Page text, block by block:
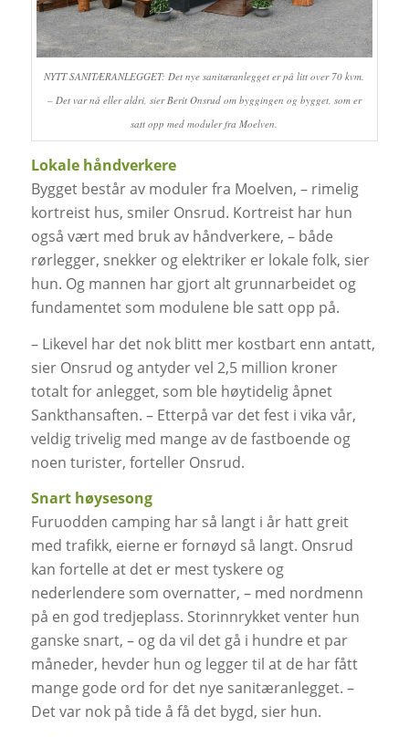
NYTT SANITÆRANLEGGET: Det nye sanitæranlegget er på litt over 70 kvm.
– Det var nå eller aldri, sier Berit Onsrud om byggingen og bygget, som er
satt opp med moduler fra Moelven.
Lokale håndverkere
Bygget består av moduler fra Moelven, – rimelig
kortreist hus, smiler Onsrud. Kortreist har hun
også vært med bruk av håndverkere, – både
rørlegger, snekker og elektriker er lokale folk, sier
hun. Og mannen har gjort alt grunnarbeidet og
fundamentet som modulene ble satt opp på.
– Likevel har det nok blitt mer kostbart enn antatt,
sier Onsrud og antyder vel 2,5 million kroner
totalt for anlegget, som ble høytidelig åpnet
Sankthansaften. – Etterpå var det fest i vika vår,
veldig trivelig med mange av de fastboende og
noen turister, forteller Onsrud.
Snart høysesong
Furuodden camping har så langt i år hatt greit
med trafikk, eierne er fornøyd så langt. Onsrud
kan fortelle at det er mest tyskere og
nederlendere som overnatter, – med nordmenn
på en god tredjeplass. Storinnrykket venter hun
ganske snart, – og da vil det gå i hundre et par
måneder, hevder hun og legger til at de har fått
mange gode ord for det nye sanitæranlegget. –
Det var nok på tide å få det bygd, sier hun.